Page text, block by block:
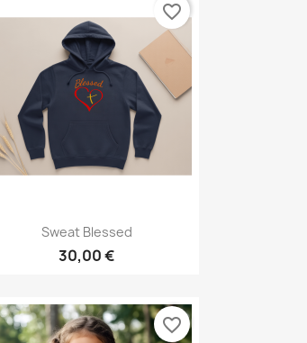
Aperçu rapide
Sweat Blessed
30,00 €
favorite_border
favorite_border